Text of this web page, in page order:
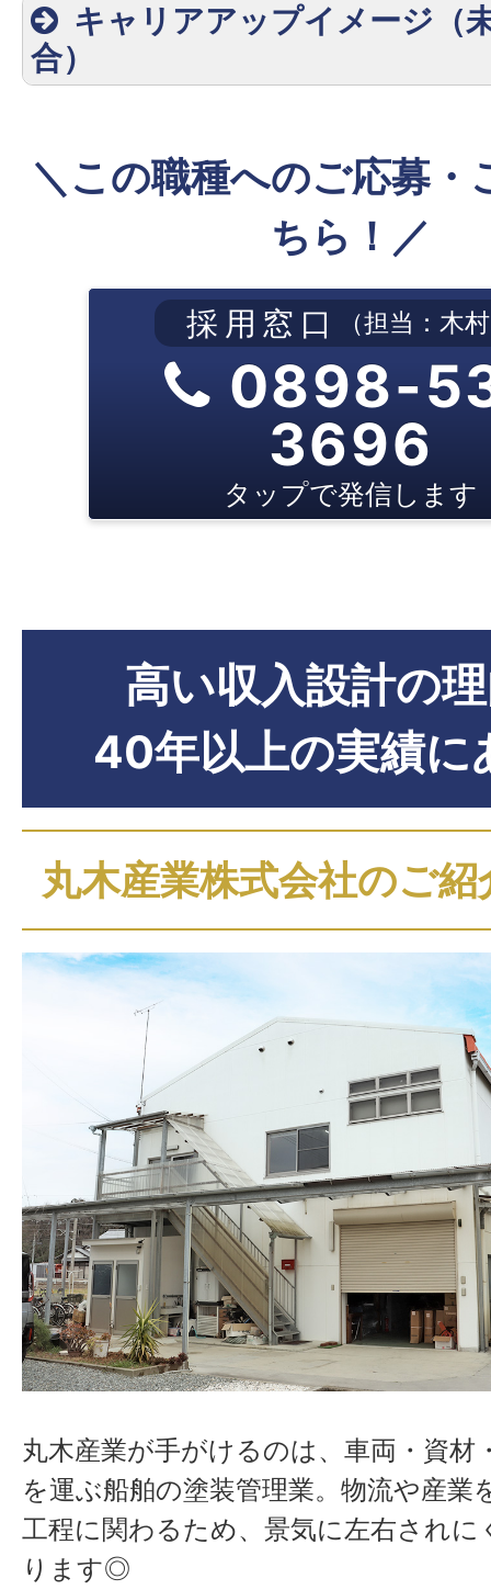
キャリアアップイメージ（
合）
月収230,000円
月収260,000円
月収330,000円～
＼この職種へのご応募・
ちら！／
採用窓口 （担当：木
0898-
3696
タップで発信します
高い収入設計の
40年以上の実績に
丸木産業株式会社のご紹
丸木産業が手がけるのは、車両・資材
を運ぶ船舶の塗装管理業。物流や産業
工程に関わるため、景気に左右されに
ります◎